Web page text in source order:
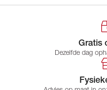
Gratis
Dezelfde dag